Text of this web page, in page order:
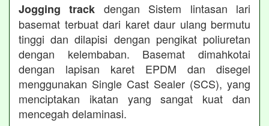
Jogging track dengan Sistem lintasan lari
basemat terbuat dari karet daur ulang bermutu
tinggi dan dilapisi dengan pengikat poliuretan
dengan kelembaban. Basemat dimahkotai
dengan lapisan karet EPDM dan disegel
menggunakan Single Cast Sealer (SCS), yang
menciptakan ikatan yang sangat kuat dan
mencegah delaminasi.